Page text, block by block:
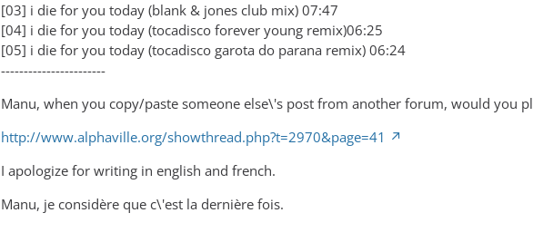
[03] i die for you today (blank & jones club mix) 07:47
[04] i die for you today (tocadisco forever young remix)06:25
[05] i die for you today (tocadisco garota do parana remix) 06:24
-----------------------
Manu, when you copy/paste someone else\'s post from another forum, would you
http://www.alphaville.org/showthread.php?t=2970&page=41
I apologize for writing in english and french.
Manu, je considère que c\'est la dernière fois.